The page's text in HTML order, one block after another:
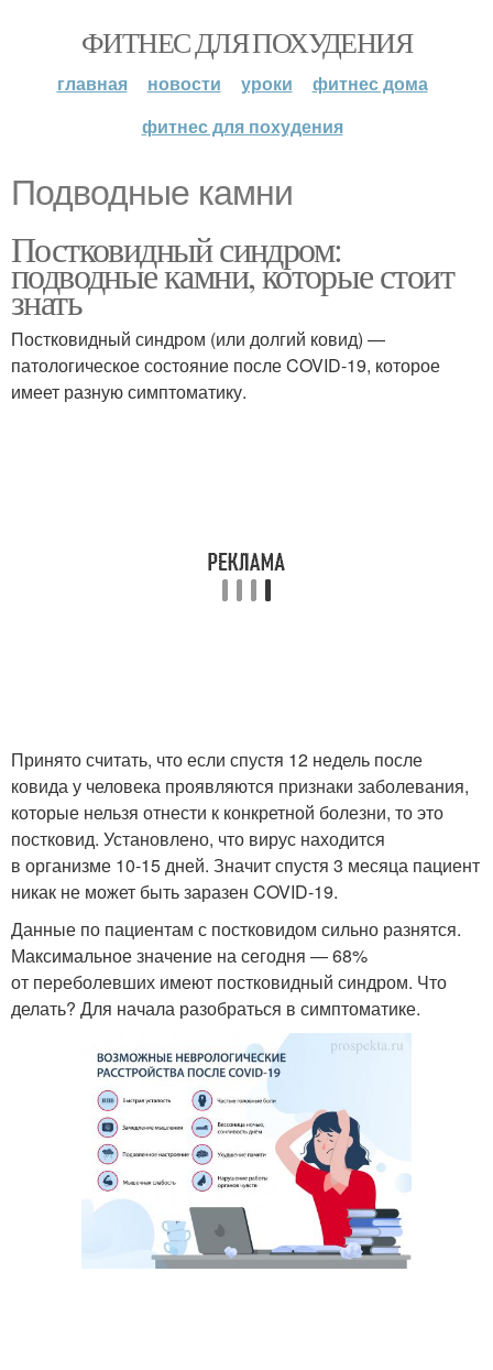
ФИТНЕС ДЛЯ ПОХУДЕНИЯ
главная новости уроки
фитнес дома
фитнес для похудения
Подводные камни
Постковидный синдром:
подводные камни, которые стоит
знать
Постковидный синдром (или долгий ковид) —
патологическое состояние после COVID-19, которое
имеет разную симптоматику.
Принято считать, что если спустя 12 недель после
ковида у человека проявляются признаки заболевания,
которые нельзя отнести к конкретной болезни, то это
постковид. Установлено, что вирус находится
в организме 10-15 дней. Значит спустя 3 месяца пациент
никак не может быть заразен COVID-19.
Данные по пациентам с постковидом сильно разнятся.
Максимальное значение на сегодня — 68%
от переболевших имеют постковидный синдром. Что
делать? Для начала разобраться в симптоматике.